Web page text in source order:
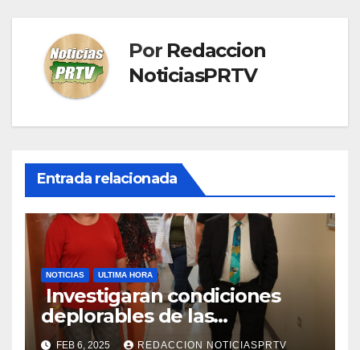
Por Redaccion
NoticiasPRTV
Entrada relacionada
NOTICIAS ULTIMA HORA
Investigaran condiciones
deplorables de las
facilidades el Departamento
FEB 6, 2025 REDACCION NOTICIASPRTV